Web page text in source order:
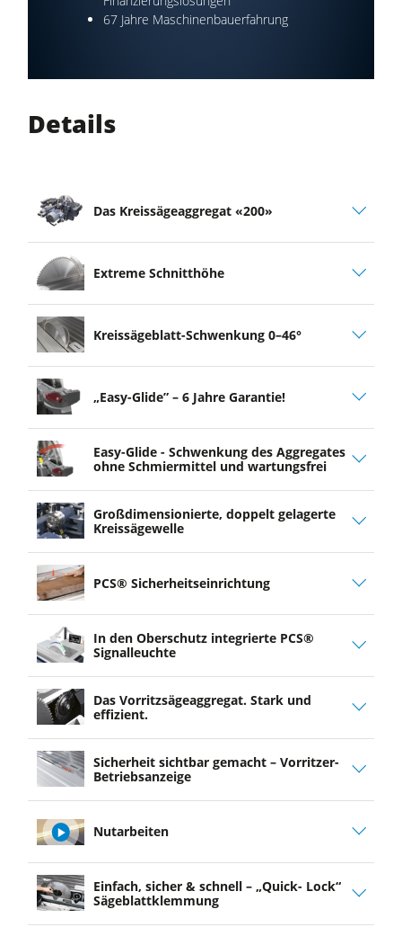
67 Jahre Maschinenbauerfahrung
Details
Das Kreissägeaggregat «200»
Extreme Schnitthöhe
Kreissägeblatt-Schwenkung 0–46°
„Easy-Glide” – 6 Jahre Garantie!
Easy-Glide - Schwenkung des Aggregates
ohne Schmiermittel und wartungsfrei
Großdimensionierte, doppelt ­gelagerte
Kreissägewelle
PCS® Sicherheitseinrichtung
In den Oberschutz integrierte PCS®
Signalleuchte
Das Vorritzsägeaggregat. Stark und
effizient.
Sicherheit sichtbar gemacht – Vorritzer-
Betriebsanzeige
play
video
Nutarbeiten
Einfach, sicher & schnell – „Quick- Lock“
Sägeblattklemmung